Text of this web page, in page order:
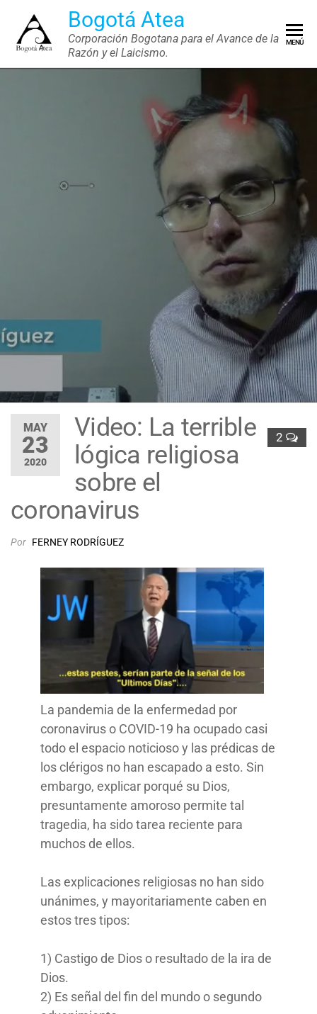
contenido
Bogotá Atea
Corporación Bogotana para el Avance de la
Razón y el Laicismo.
MENÚ
MAY
23
2020
2
Video: La terrible
lógica religiosa
sobre el
coronavirus
Por FERNEY RODRÍGUEZ
La pandemia de la enfermedad por
coronavirus o COVID-19 ha ocupado casi
todo el espacio noticioso y las prédicas de
los clérigos no han escapado a esto. Sin
embargo, explicar porqué su Dios,
presuntamente amoroso permite tal
tragedia, ha sido tarea reciente para
muchos de ellos.
Las explicaciones religiosas no han sido
unánimes, y mayoritariamente caben en
estos tres tipos:
1) Castigo de Dios o resultado de la ira de
Dios.
2) Es señal del fin del mundo o segundo